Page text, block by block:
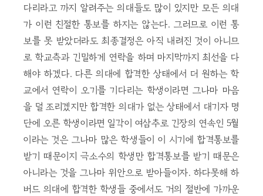
다리라고 까지 알려주는 의대들도 많이 있지만 모든 의대
가 이런 친절한 통보를 하지는 않는다. 그러므로 이런 통
보를 못 받았더라도 최종결정은 아직 내려진 것이 아니므
로 학교측과 긴밀하게 연락을 하며 마지막까지 최선을 다
해야 하겠다. 다른 의대에 합격한 상태에서 더 원하는 학
교에서 연락이 오기를 기다리는 학생이라면 그나마 마음
을 덜 조리겠지만 합격한 의대가 없는 상태에서 대기자 명
단에 오른 학생이라면 일각이 여삼추로 긴장의 연속인 5월
이라는 것은 그나마 많은 학생들이 이 시기에 합격통보를
받기 때문이지 극소수의 학생만 합격통보를 받기 때문은
아니라는 것을 그나마 위안으로 받아들이자. 하다못해 하
버드 의대에 합격한 학생들 중에서도 거의 절반에 가까운